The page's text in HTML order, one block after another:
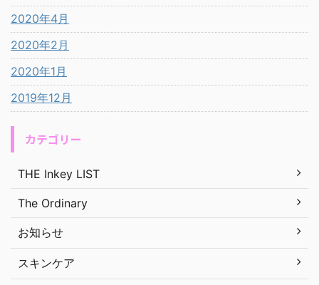
2020年4月
2020年2月
2020年1月
2019年12月
カテゴリー
THE Inkey LIST
The Ordinary
お知らせ
スキンケア